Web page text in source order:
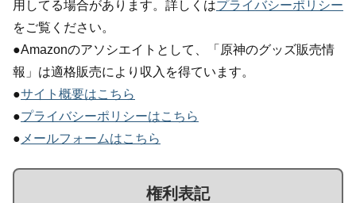
用してる場合があります。詳しくはプライバシーポリシー
をご覧ください。
●Amazonのアソシエイトとして、「原神のグッズ販売情
報」は適格販売により収入を得ています。
●サイト概要はこちら
●プライバシーポリシーはこちら
● メールフォームはこちら
権利表記